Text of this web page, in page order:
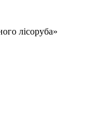
лісоруба»